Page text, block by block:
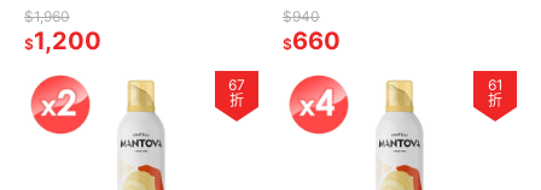
$1,960
$1,200
瓶)
$940
$660
67
折
61
折